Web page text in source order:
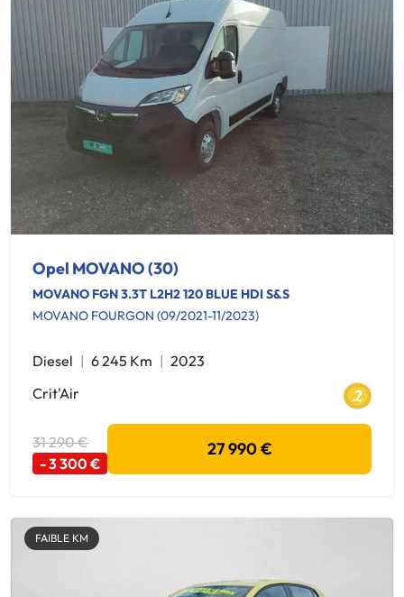
Opel MOVANO (30)
MOVANO FGN 3.3T L2H2 120 BLUE HDI S&S
MOVANO FOURGON (09/2021-11/2023)
Diesel 6 245 Km
2023
Crit'Air
31 290 €
- 3 300 €
27 990 €
FAIBLE KM